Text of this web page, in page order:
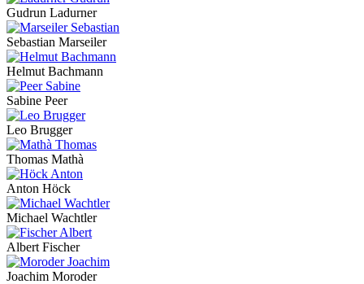
Gudrun Ladurner
Sebastian Marseiler
Helmut Bachmann
Sabine Peer
Leo Brugger
Thomas Mathà
Anton Höck
Michael Wachtler
Albert Fischer
Joachim Moroder